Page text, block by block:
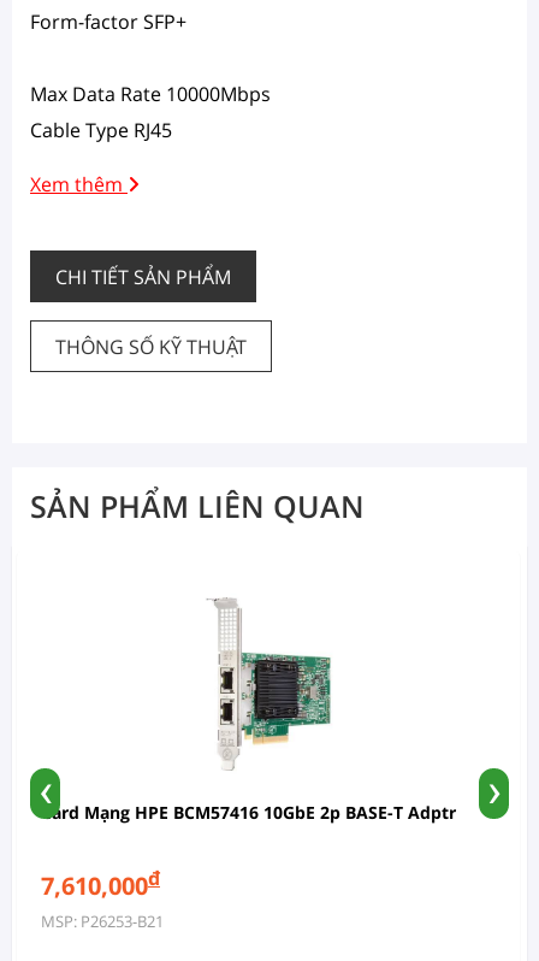
Form-factor SFP+
Max Data Rate 10000Mbps
Cable Type RJ45
Xem thêm
CHI TIẾT SẢN PHẨM
THÔNG SỐ KỸ THUẬT
SẢN PHẨM LIÊN QUAN
Card Mạng HPE BCM57416 10GbE 2p BASE-T Adptr
7,610,000đ
MSP: P26253-B21
‹ ›